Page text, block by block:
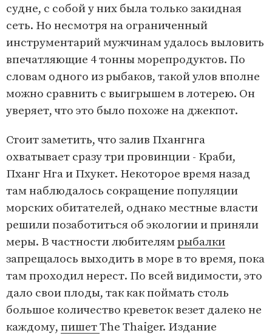
судне, с собой у них была только закидная
сеть. Но несмотря на ограниченный
инструментарий мужчинам удалось выловить
впечатляющие 4 тонны морепродуктов. По
словам одного из рыбаков, такой улов вполне
можно сравнить с выигрышем в лотерею. Он
уверяет, что это было похоже на джекпот.
Стоит заметить, что залив Пхангнга
охватывает сразу три провинции - Краби,
Пханг Нга и Пхукет. Некоторое время назад
там наблюдалось сокращение популяции
морских обитателей, однако местные власти
решили позаботиться об экологии и приняли
меры. В частности любителямрыбалки
запрещалось выходить в море в то время, пока
там проходил нерест. По всей видимости, это
дало свои плоды, так как поймать столь
большое количество креветок везет далеко не
каждому, пишетThe Thaiger. Издание